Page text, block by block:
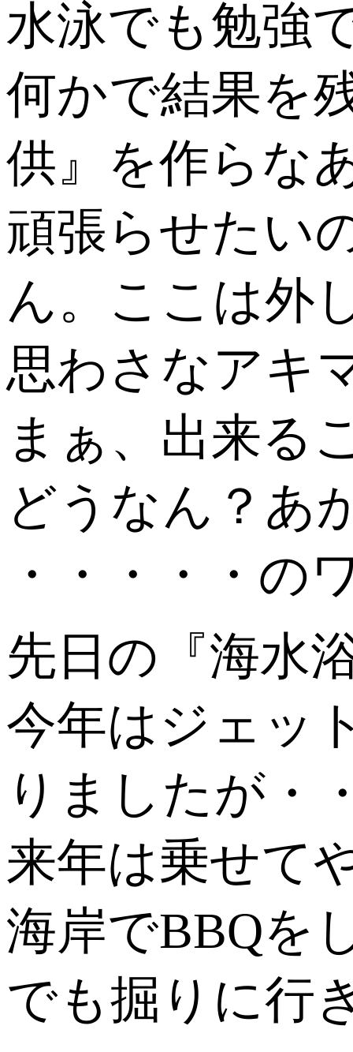
水泳でも勉強
何かで結果を
供』を作らな
頑張らせたい
ん。ここは外
思わさなアキ
まぁ、出来る
どうなん？あ
・・・・・の
先日の『海水
今年はジェッ
りましたが・
来年は乗せて
海岸でBBQを
でも掘りに